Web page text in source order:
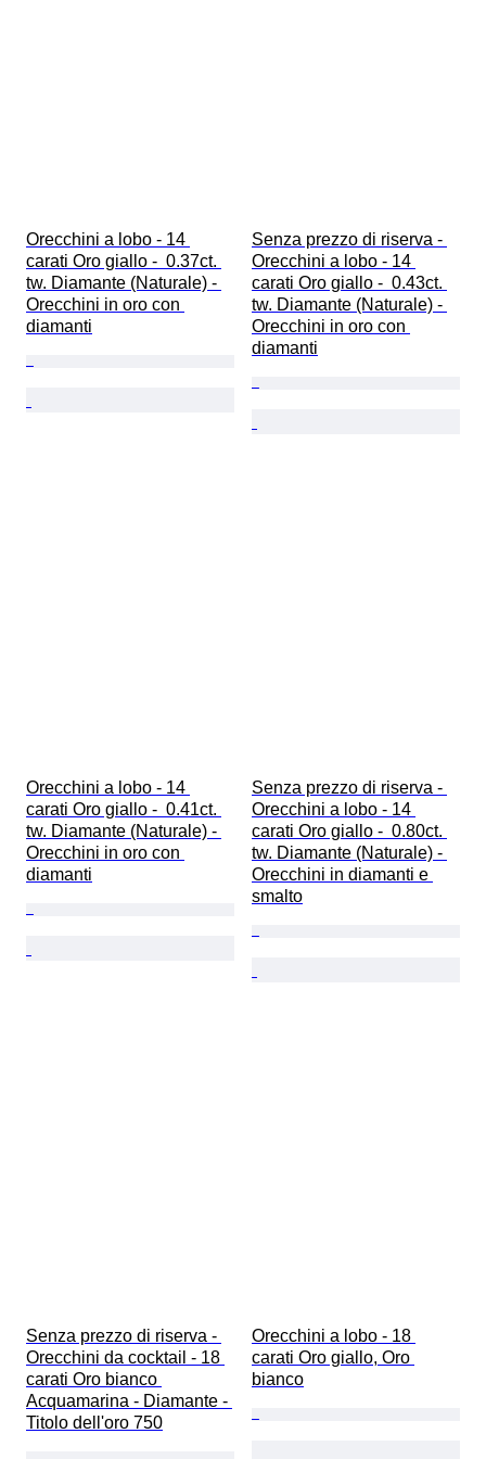
Orecchini a lobo - 14
carati Oro giallo -  0.37ct.
tw. Diamante (Naturale) -
Orecchini in oro con
diamanti
Senza prezzo di riserva -
Orecchini a lobo - 14
carati Oro giallo -  0.43ct.
tw. Diamante (Naturale) -
Orecchini in oro con
diamanti
Orecchini a lobo - 14
carati Oro giallo -  0.41ct.
tw. Diamante (Naturale) -
Orecchini in oro con
diamanti
Senza prezzo di riserva -
Orecchini a lobo - 14
carati Oro giallo -  0.80ct.
tw. Diamante (Naturale) -
Orecchini in diamanti e
smalto
Senza prezzo di riserva -
Orecchini da cocktail - 18
carati Oro bianco
Acquamarina - Diamante -
Titolo dell'oro 750
Orecchini a lobo - 18
carati Oro giallo, Oro
bianco